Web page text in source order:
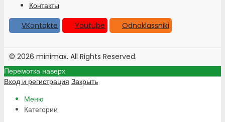
Контакты
VKontakte
Youtube Odnoklassniki
© 2026 minimax. All Rights Reserved.
Перемотка наверх
Вход и регистрация Закрыть
Меню
Категории